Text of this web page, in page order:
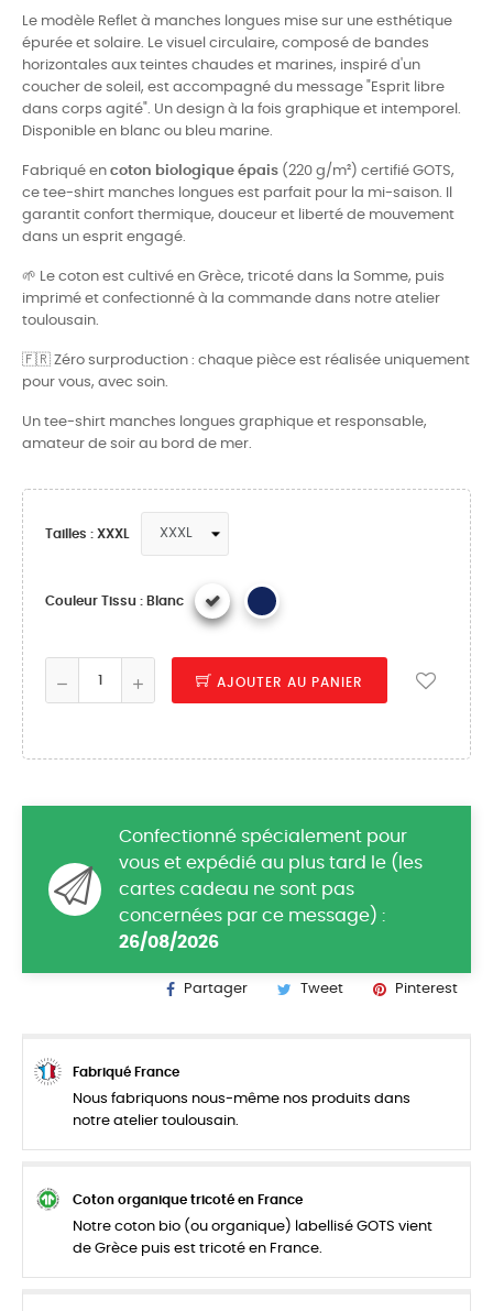
Le modèle Reflet à manches longues mise sur une esthétique
épurée et solaire. Le visuel circulaire, composé de bandes
horizontales aux teintes chaudes et marines, inspiré d'un
coucher de soleil, est accompagné du message "Esprit libre
dans corps agité". Un design à la fois graphique et intemporel.
Disponible en blanc ou bleu marine.
Fabriqué en coton biologique épais (220 g/m²) certifié GOTS,
ce tee-shirt manches longues est parfait pour la mi-saison. Il
garantit confort thermique, douceur et liberté de mouvement
dans un esprit engagé.
🌱 Le coton est cultivé en Grèce, tricoté dans la Somme, puis
imprimé et confectionné à la commande dans notre atelier
toulousain.
🇫🇷 Zéro surproduction : chaque pièce est réalisée uniquement
pour vous, avec soin.
Un tee-shirt manches longues graphique et responsable,
amateur de soir au bord de mer.
Tailles : XXXL
Couleur Tissu : Blanc
AJOUTER AU PANIER
Confectionné spécialement pour
vous et expédié au plus tard le (les
cartes cadeau ne sont pas
concernées par ce message) :
26/08/2026
Partager Tweet Pinterest
Fabriqué France
Nous fabriquons nous-même nos produits dans
notre atelier toulousain.
Coton organique tricoté en France
Notre coton bio (ou organique) labellisé GOTS vient
de Grèce puis est tricoté en France.